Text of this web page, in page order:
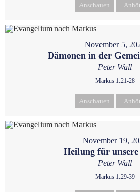
Anschauen
November 5,
Dämonen in der
Peter Wall
Markus 1:21-28
Anschauen
November 19,
Heilung für unsere
Peter Wall
Markus 1:29-39